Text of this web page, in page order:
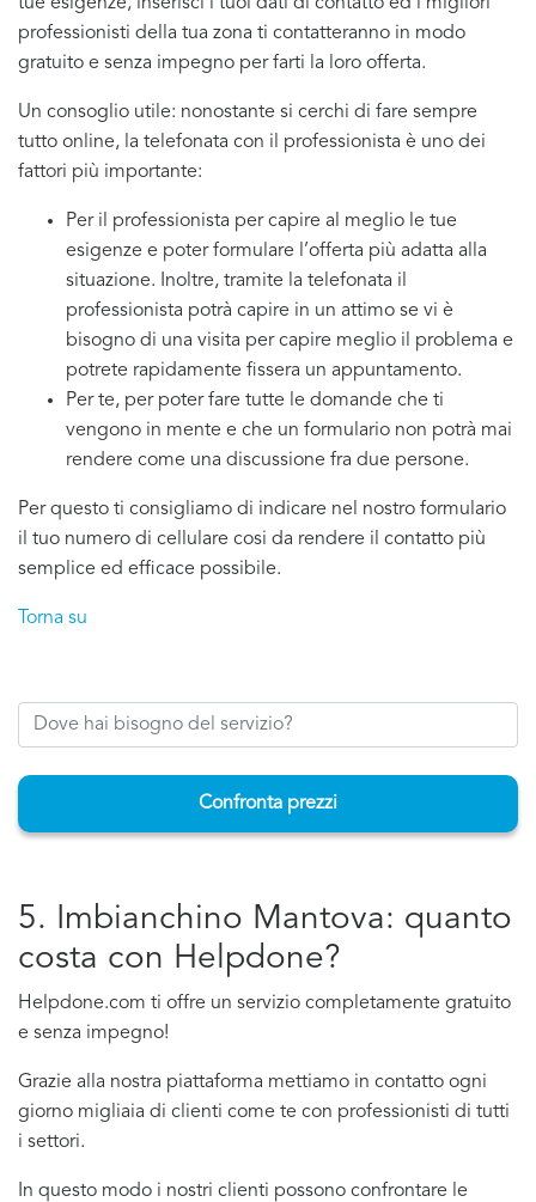
professionisti della tua zona ti contatteranno in modo
gratuito e senza impegno per farti la loro offerta.
Un consoglio utile: nonostante si cerchi di fare sempre
tutto online, la telefonata con il professionista è uno dei
fattori più importante:
Per il professionista per capire al meglio le tue
esigenze e poter formulare l’offerta più adatta alla
situazione. Inoltre, tramite la telefonata il
professionista potrà capire in un attimo se vi è
bisogno di una visita per capire meglio il problema e
potrete rapidamente fissera un appuntamento.
Per te, per poter fare tutte le domande che ti
vengono in mente e che un formulario non potrà mai
rendere come una discussione fra due persone.
Per questo ti consigliamo di indicare nel nostro formulario
il tuo numero di cellulare cosi da rendere il contatto più
semplice ed efficace possibile.
Torna su
Confronta prezzi
5. Imbianchino Mantova: quanto
costa con Helpdone?
Helpdone.com ti offre un servizio completamente gratuito
e senza impegno!
Grazie alla nostra piattaforma mettiamo in contatto ogni
giorno migliaia di clienti come te con professionisti di tutti
i settori.
In questo modo i nostri clienti possono confrontare le